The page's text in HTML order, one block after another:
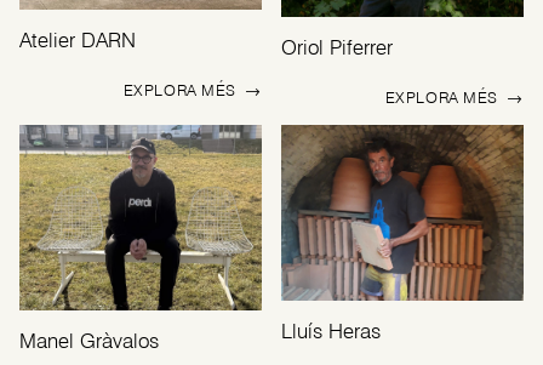
Atelier DARN
EXPLORA MÉS →
Oriol Piferrer
EXPLORA MÉS →
Manel Gràvalos Lluís Heras